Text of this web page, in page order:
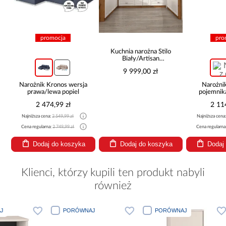
promocja
Narożnik Kronos wersja
prawa/lewa popiel
2 474,99 zł
Najniższa cena:2 549,99 zł
Cena regularna:2 749,99 zł
Dodaj do koszyka
Kuchnia narożna Stilo
Biały/Artisan
9 999,00 zł
Dodaj do koszyka
2
Najniższa
Cena
Klienci, którzy kupili ten produkt nabyli
również
PORÓWNAJ PORÓWNAJ